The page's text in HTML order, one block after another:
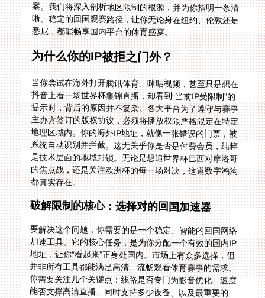
悉尼，都能畅享国内平台的体育盛宴。
为什么你的IP被拒之门外？
当你尝试在海外打开腾讯体育、咪咕视频，甚至只是想在
抖音上看一场世界杯集锦直播，却看到“当前IP受限制”的
提示时，背后的原因并不复杂。各大平台为了遵守与赛事
主办方签订的版权协议，必须将播放权限严格限定在特定
地理区域内。你的海外IP地址，就像一张错误的门票，被
系统自动识别并拦截。这无关乎你是否是付费会员，纯粹
是技术层面的地域封锁。无论是想追世界杯巴西对摩洛哥
的焦点战，还是关注欧洲杯的每一场对决，这道数字鸿沟
都真实存在。
破解限制的核心：选择对的回国加速器
要解决这个问题，你需要的是一个稳定、智能的回国网络
加速工具。它的核心任务，是为你分配一个有效的国内IP
地址，让你“看起来”正身处国内。市场上有众多选择，但
并非所有工具都能满足高清、流畅观看体育赛事的需求。
你需要关注几个关键点：线路是否专门为影音优化、速度
能否支撑高清直播、同时支持多少设备、以及最重要的